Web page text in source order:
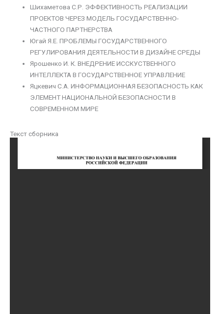
Шихаметова С.Р. ЭФФЕКТИВНОСТЬ РЕАЛИЗАЦИИ
ПРОЕКТОВ ЧЕРЕЗ МОДЕЛЬ ГОСУДАРСТВЕННО-
ЧАСТНОГО ПАРТНЕРСТВА
Югай Я.Е. ПРОБЛЕМЫ ГОСУДАРСТВЕННОГО
РЕГУЛИРОВАНИЯ ДЕЯТЕЛЬНОСТИ В ДИЗАЙНЕ СРЕДЫ
Ярошенко И. К. ВНЕДРЕНИЕ ИССКУСТВЕННОГО
ИНТЕЛЛЕКТА В ГОСУДАРСТВЕННОЕ УПРАВЛЕНИЕ
Яцкевич С.А. ИНФОРМАЦИОННАЯ БЕЗОПАСНОСТЬ КАК
ЭЛЕМЕНТ НАЦИОНАЛЬНОЙ БЕЗОПАСНОСТИ В
СОВРЕМЕННОМ МИРЕ
Текст сборника